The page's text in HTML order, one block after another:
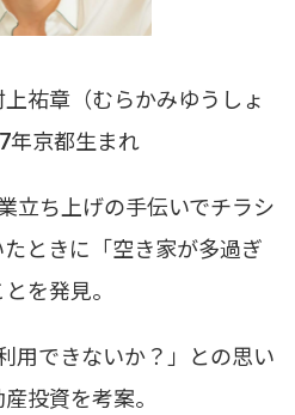
祐章（むらかみゆうしょ
年京都生まれ
立ち上げの手伝いでチラシ
ときに「空き家が多過ぎ
を発見。
用できないか？」との思い
投資を考案。